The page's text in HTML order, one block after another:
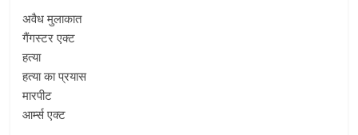
अवैध मुलाकात
गैंगस्टर एक्ट
हत्या
हत्या का प्रयास
मारपीट
आर्म्स एक्ट